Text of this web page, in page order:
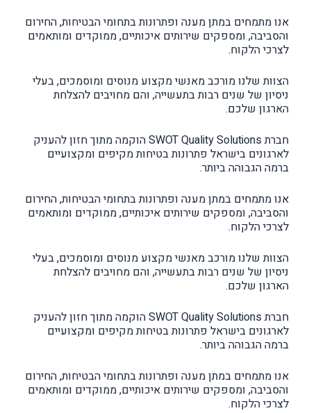
אנו מתמחים במתן מענה ופתרונות בתחומי הבטיחות, החירום
והסביבה, ומספקים שירותים איכותיים, ממוקדים ומותאמים
לצרכי הלקוח.
הצוות שלנו מורכב מאנשי מקצוע מנוסים ומוסמכים, בעלי
ניסיון של שנים רבות בתעשייה, והם מחויבים להצלחת
הארגון שלכם.
חברת SWOT Quality Solutions הוקמה מתוך חזון להעניק
לארגונים בישראל פתרונות בטיחות מקיפים ומקצועיים
ברמה הגבוהה ביותר.
אנו מתמחים במתן מענה ופתרונות בתחומי הבטיחות, החירום
והסביבה, ומספקים שירותים איכותיים, ממוקדים ומותאמים
לצרכי הלקוח.
הצוות שלנו מורכב מאנשי מקצוע מנוסים ומוסמכים, בעלי
ניסיון של שנים רבות בתעשייה, והם מחויבים להצלחת
הארגון שלכם.
חברת SWOT Quality Solutions הוקמה מתוך חזון להעניק
לארגונים בישראל פתרונות בטיחות מקיפים ומקצועיים
ברמה הגבוהה ביותר.
אנו מתמחים במתן מענה ופתרונות בתחומי הבטיחות, החירום
והסביבה, ומספקים שירותים איכותיים, ממוקדים ומותאמים
לצרכי הלקוח.